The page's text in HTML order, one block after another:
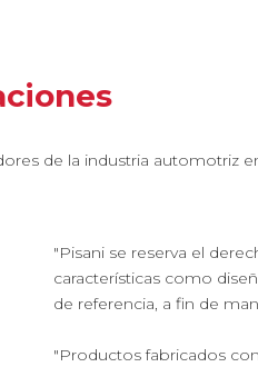
de la industria automotriz
"Pisani se reserva el
características como
de referencia, a fin de
"Productos fabricados